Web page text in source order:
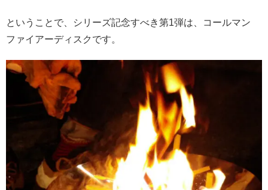
ということで、シリーズ記念すべき第1弾は、コールマン
ファイアーディスクです。